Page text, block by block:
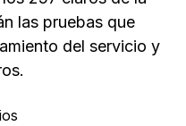
las pruebas que
del servicio y